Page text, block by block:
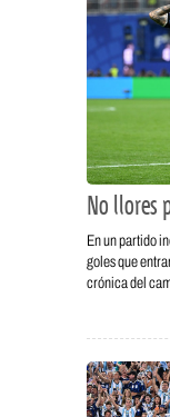
No llores
En un partido
goles que
crónica del